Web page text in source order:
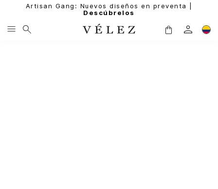
Artisan Gang: Nuevos diseños en preventa |
Descúbrelos